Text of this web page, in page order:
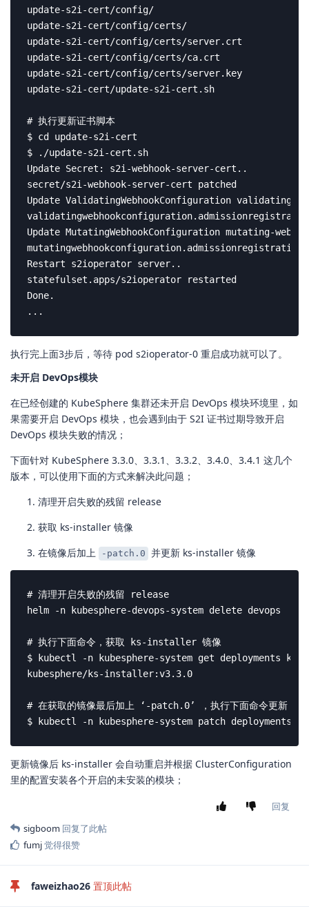
update-s2i-cert/config/
update-s2i-cert/config/certs/
update-s2i-cert/config/certs/server.crt
update-s2i-cert/config/certs/ca.crt
update-s2i-cert/config/certs/server.key
update-s2i-cert/update-s2i-cert.sh
# 执行更新证书脚本
$ cd update-s2i-cert
$ ./update-s2i-cert.sh
Update Secret: s2i-webhook-server-cert..
secret/s2i-webhook-server-cert patched
Update ValidatingWebhookConfiguration validating-
Update MutatingWebhookConfiguration mutating-
Restart s2ioperator server..
statefulset.apps/s2ioperator restarted
Done.
...
执行完上面3步后，等待 pod s2ioperator-0 重启成功就可以了。
未开启 DevOps模块
在已经创建的 KubeSphere 集群还未开启 DevOps 模块环境里，如
果需要开启 DevOps 模块，也会遇到由于 S2I 证书过期导致开启
DevOps 模块失败的情况；
下面针对 KubeSphere 3.3.0、3.3.1、3.3.2、3.4.0、3.4.1 这几个
版本，可以使用下面的方式来解决此问题；
清理开启失败的残留 release
获取 ks-installer 镜像
在镜像后加上
-patch.0 并更新 ks-installer 镜像
# 清理开启失败的残留 release
helm -n kubesphere-devops-system delete devops
# 执行下面命令，获取 ks-installer 镜像
$ kubectl -n kubesphere-system get deployments
kubesphere/ks-installer:v3.3.0
# 在获取的镜像最后加上 ‘-patch.0’ ，执行下面命令更新
$ kubectl -n kubesphere-system patch
更新镜像后 ks-installer 会自动重启并根据 ClusterConfiguration
里的配置安装各个开启的未安装的模块；
回复
sigboom 回复了此帖
fumj觉得很赞
faweizhao26 置顶此帖